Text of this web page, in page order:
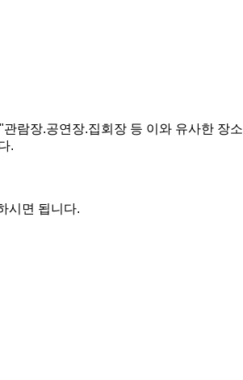
람장.공연장.집회장 등 이와 유사한 장소
.
시면 됩니다.